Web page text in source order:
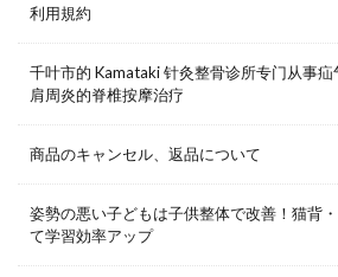
利用規約
千叶市的 Kamataki 针灸整骨诊所专门从事
肩周炎的脊椎按摩治疗
商品のキャンセル、返品について
姿勢の悪い子どもは子供整体で改善！猫背
て学習効率アップ